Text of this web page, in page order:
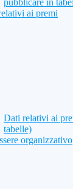
pubblicare in
ai premi
Dati relativi ai
tabelle)
organizzativo